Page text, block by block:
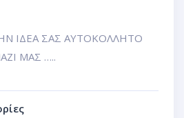
ΙΔΕΑ ΣΑΣ ΑΥΤΟΚΟΛΛΗΤΟ
ΜΑΣ …..